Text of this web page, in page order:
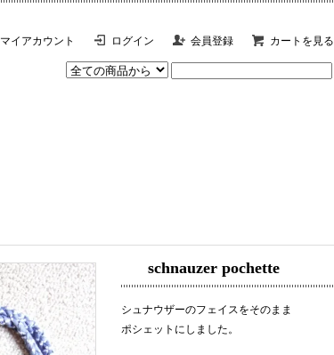
マイアカウント ログイン 会員登録 カートを見る
schnauzer pochette
シュナウザーのフェイスをそのまま
ポシェットにしました。